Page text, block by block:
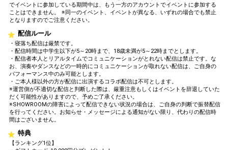
でイベントに参加している期間中は、もう一方のアカウントでイベントに参加する
ことはできません。 ※同一のイベント、イベントが異なる、いずれの場合でも禁止
となりますのでご注意ください。
配信ルール
・寝落ち配信は厳禁です。
・配信時間は中学生以下が5～20時まで、18歳未満が5～22時までとします。
・配信者本人とリアルタイムでコミュニケーションがとれない配信は禁止です。な
お、演奏やダンスなどの一時的にコミュニケーションが取れない配信は、ご自身の
パフォーマンス中のみ可能とします。
・ご本人様以外の方が配信に出演するコラボ配信は不可とします。
※運営側が不適切な配信と判断した際は、厳重注意もしくはイベントを辞退していた
だく可能性がありますので、予めご了承ください。
※SHOWROOMの障害によって配信できない状況の場合は、ご自身の判断で振替配信
を行ってください。お知らせ・メッセージによる通知がない限り、代わりの配信時
間はございません。
特典
【ランキング1位】